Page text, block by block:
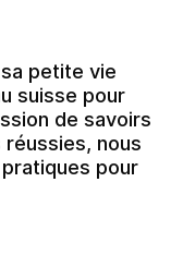
petite vie
suisse pour
de savoirs
nous
pour